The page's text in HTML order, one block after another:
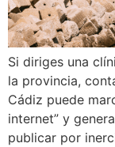
Si diriges una
la provincia,
Cádiz puede
internet” y
publicar por